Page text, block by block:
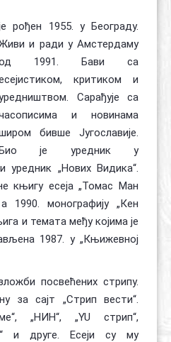
рођен 1955. у Београду.
и ради у Амстердаму
1991. Бави са
критиком и
Сарађује са
и новинама
бивше Југославије.
је уредник у
уредник „Нових Видика“.
књигу есеја „Томас Ман
монографију „Кен
и темата међу којима је
1987. у „Књижевној
посвећених стрипу.
за сајт „Стрип вести“.
„НИН“, „YU стрип“,
и друге. Есеји су му